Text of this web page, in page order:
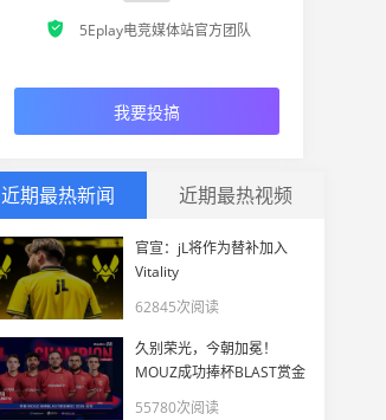
 5Eplay电竞媒体站官方团队
我要投搞
近期最热新闻 近期最热视频
官宣：jL将作为替补加入
Vitality
62845次阅读
久别荣光，今朝加冕！
MOUZ成功捧杯BLAST赏金
赛S2 2026
55780次阅读